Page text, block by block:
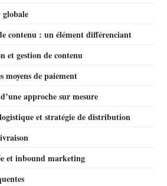
globale
contenu : un élément différenciant
et gestion de contenu
moyens de paiement
approche sur mesure
et stratégie de distribution
et inbound marketing